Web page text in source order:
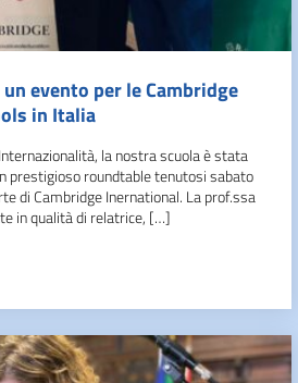
evento per le Cambridge
in Italia
la nostra scuola è stata
prestigioso roundtable tenutosi sabato
di Cambridge Inernational. La prof.ssa
in qualità di relatrice, […]